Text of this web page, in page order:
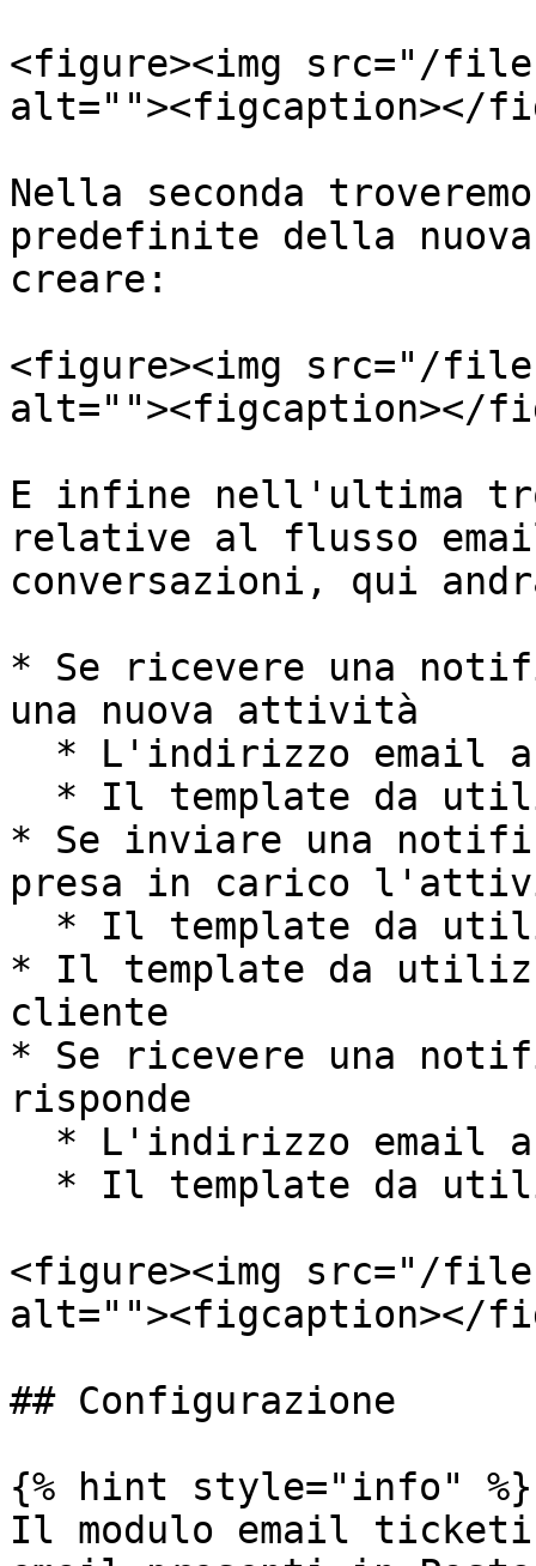
<figure><img src="/
alt=""><figcaption></
Nella seconda
predefinite della
creare:
<figure><img src="/
alt=""><figcaption></
E infine nell'ultima
relative al flusso
conversazioni, qui
* Se ricevere una
una nuova attività
* Se inviare una
presa in carico
* Il template da
cliente
* Se ricevere una
risponde
<figure><img src="/
alt=""><figcaption></
## Configurazione
{% hint style="info" %}
Il modulo email